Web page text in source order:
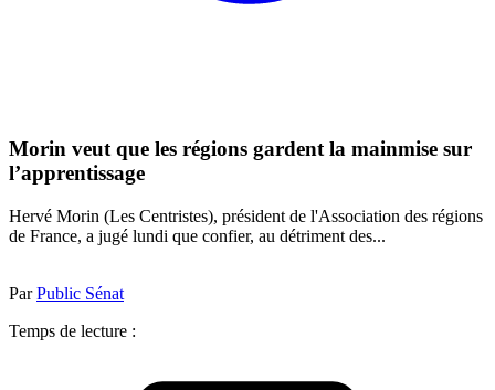
Morin veut que les régions gardent la mainmise sur
l’apprentissage
Hervé Morin (Les Centristes), président de l'Association des régions
de France, a jugé lundi que confier, au détriment des...
ParPublic Sénat
Temps de lecture :